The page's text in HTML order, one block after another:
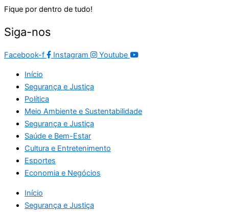
Fique por dentro de tudo!
Siga-nos
Facebook-f Instagram Youtube
Início
Segurança e Justiça
Política
Meio Ambiente e Sustentabilidade
Segurança e Justiça
Saúde e Bem-Estar
Cultura e Entretenimento
Esportes
Economia e Negócios
Início
Segurança e Justiça